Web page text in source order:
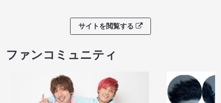
サイトを閲覧する
ファンコミュニティ